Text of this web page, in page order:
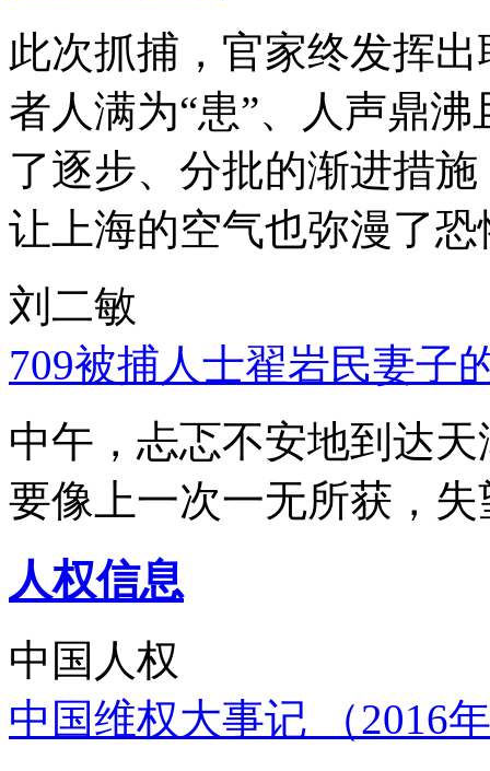
此次抓捕，官家终发挥
者人满为“患”、人声鼎
了逐步、分批的渐进措
让上海的空气也弥漫了
刘二敏
709被捕人士翟岩民妻子
中午，忐忑不安地到达
要像上一次一无所获，
人权信息
中国人权
中国维权大事记 （2016